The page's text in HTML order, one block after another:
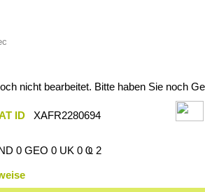
nicht bearbeitet. Bitte haben Sie noch
ID
XAFR2280694
0 GEO 0 UK 0 Ҩ 2